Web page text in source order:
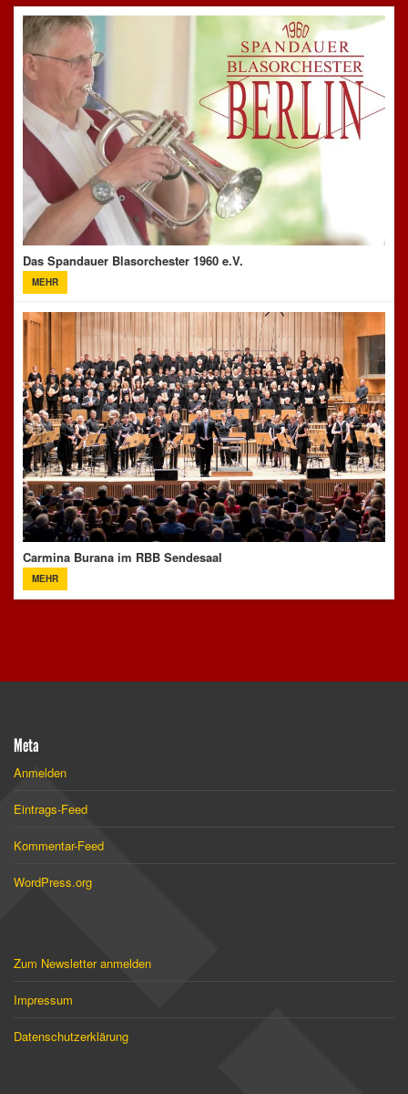
Das Spandauer Blasorchester 1960 e.V.
MEHR
Carmina Burana im RBB Sendesaal
MEHR
Meta
Anmelden
Eintrags-Feed
Kommentar-Feed
WordPress.org
Zum Newsletter anmelden
Impressum
Datenschutzerklärung